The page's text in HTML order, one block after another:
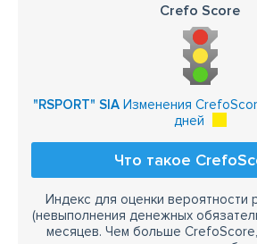
Crefo Score
"RSPORT" SIA Изменения
дней
Что такое
Индекс для оценки вероятности
(невыполнения денежных
месяцев. Чем больше